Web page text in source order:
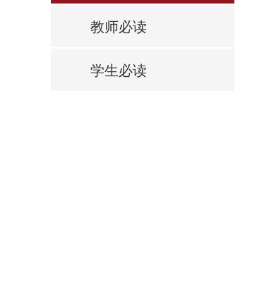
教师必读
学生必读